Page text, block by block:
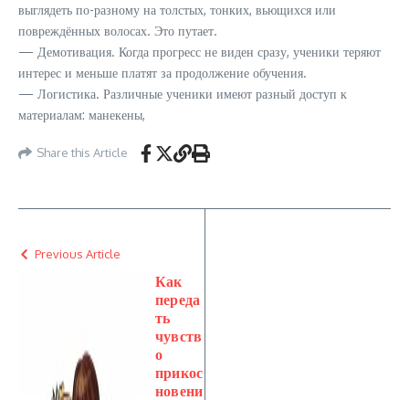
выглядеть по-разному на толстых, тонких, вьющихся или
повреждённых волосах. Это путает.
— Демотивация. Когда прогресс не виден сразу, ученики теряют
интерес и меньше платят за продолжение обучения.
— Логистика. Различные ученики имеют разный доступ к
материалам: манекены,
Share this Article
Previous Article
Как
переда
ть
чувств
о
прикос
новени